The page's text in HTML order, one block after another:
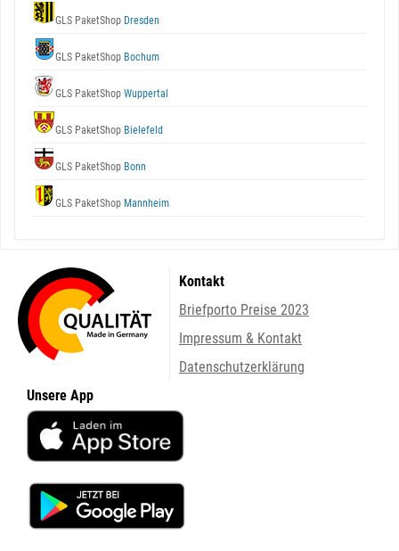
GLS PaketShop Dresden
GLS PaketShop Bochum
GLS PaketShop Wuppertal
GLS PaketShop Bielefeld
GLS PaketShop Bonn
GLS PaketShop Mannheim
Kontakt
Briefporto Preise 2023
Impressum & Kontakt
Datenschutzerklärung
Unsere App